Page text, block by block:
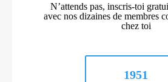
N’attends pas, inscris-toi
avec nos dizaines de membres
chez toi
1951